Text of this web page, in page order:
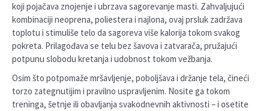
koji pojačava znojenje i ubrzava sagorevanje masti. Zahvaljujući
kombinaciji neoprena, poliestera i najlona, ovaj prsluk zadržava
toplotu i stimuliše telo da sagoreva više kalorija tokom svakog
pokreta. Prilagođava se telu bez šavova i zatvarača, pružajući
potpunu slobodu kretanja i udobnost tokom vežbanja.
Osim što potpomaže mršavljenje, poboljšava i držanje tela, čineći
torzo zategnutijim i pravilno uspravljenim. Nosite ga tokom
treninga, šetnje ili obavljanja svakodnevnih aktivnosti – i osetite